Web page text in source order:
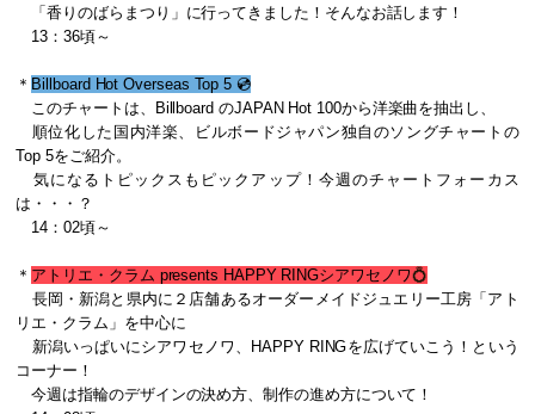
「香りのばらまつり」に行ってきました！ そんなお話します！
13：36頃～
＊ Billboard Hot Overseas Top 5 💿
このチャートは、Billboard のJAPAN Hot 100から洋楽曲を抽出し、
順位化した国内洋楽、ビルボードジャパン独自のソングチャートの
Top 5をご紹介。
気になるトピックスもピックアップ！今週のチャートフォーカス
は・・・？
14：02頃～
＊ アトリエ・クラム presents HAPPY RINGシアワセノワ💍
長岡・新潟と県内に２店舗あるオーダーメイドジュエリー工房「アト
リエ・クラム」 を中心に
新潟いっぱいにシアワセノワ、HAPPY RINGを広げていこう！という
コーナー！
今週は指輪のデザインの決め方、制作の進め方について！